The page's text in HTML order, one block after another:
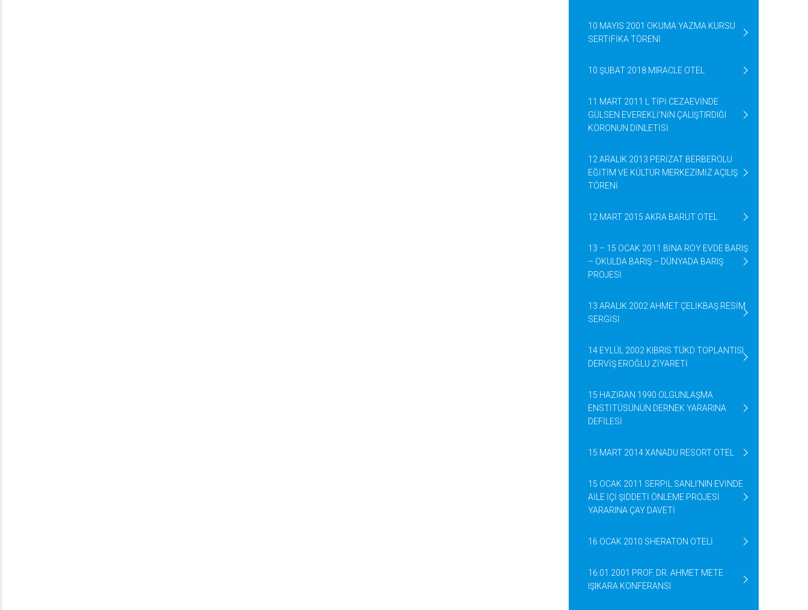
10 MAYIS 2001 OKUMA YAZMA KURSU
SERTİFİKA TÖRENİ
10 ŞUBAT 2018 MIRACLE OTEL
11 MART 2011 L TİPİ CEZAEVİNDE
GÜLSEN EVEREKLİ’NİN ÇALIŞTIRDIĞI
KORONUN DİNLETİSİ
12 ARALIK 2013 PERİZAT BERBEROLU
EĞİTİM VE KÜLTÜR MERKEZİMİZ AÇILIŞ
TÖRENİ
12 MART 2015 AKRA BARUT OTEL
13 – 15 OCAK 2011 BİNA ROY EVDE BARIŞ
– OKULDA BARIŞ – DÜNYADA BARIŞ
PROJESİ
13 ARALIK 2002 AHMET ÇELİKBAŞ RESİM
SERGİSİ
14 EYLÜL 2002 KIBRIS TÜKD TOPLANTISI
DERVİŞ EROĞLU ZİYARETİ
15 HAZİRAN 1990 OLGUNLAŞMA
ENSTİTÜSÜNÜN DERNEK YARARINA
DEFİLESİ
15 MART 2014 XANADU RESORT OTEL
15 OCAK 2011 SERPİL SANLI’NIN EVİNDE
AİLE İÇİ ŞİDDETİ ÖNLEME PROJESİ
YARARINA ÇAY DAVETİ
16 OCAK 2010 SHERATON OTELİ
16.01.2001 PROF. DR. AHMET METE
IŞIKARA KONFERANSI